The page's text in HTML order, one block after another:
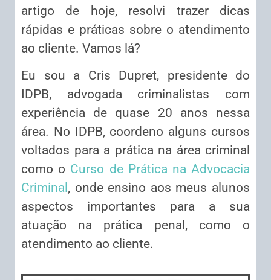
artigo de hoje, resolvi trazer dicas
rápidas e práticas sobre o atendimento
ao cliente. Vamos lá?
Eu sou a Cris Dupret, presidente do
IDPB, advogada criminalistas com
experiência de quase 20 anos nessa
área. No IDPB, coordeno alguns cursos
voltados para a prática na área criminal
como o Curso de Prática na Advocacia
Criminal , onde ensino aos meus alunos
aspectos importantes para a sua
atuação na prática penal, como o
atendimento ao cliente.